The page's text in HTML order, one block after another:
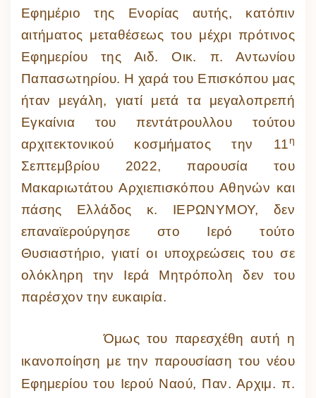
Εφημέριο της Ενορίας αυτής, κατόπιν
αιτήματος μεταθέσεως του μέχρι πρότινος
Εφημερίου της Αιδ. Οικ. π. Αντωνίου
Παπασωτηρίου. Η χαρά του Επισκόπου μας
ήταν μεγάλη, γιατί μετά τα μεγαλοπρεπή
Εγκαίνια του πεντάτρουλλου τούτου
αρχιτεκτονικού κοσμήματος την 11η
Σεπτεμβρίου 2022, παρουσία του
Μακαριωτάτου Αρχιεπισκόπου Αθηνών και
πάσης Ελλάδος κ. ΙΕΡΩΝΥΜΟΥ, δεν
επαναϊερούργησε στο Ιερό τούτο
Θυσιαστήριο, γιατί οι υποχρεώσεις του σε
ολόκληρη την Ιερά Μητρόπολη δεν του
παρέσχον την ευκαιρία.
Όμως του παρεσχέθη αυτή η
ικανοποίηση με την παρουσίαση του νέου
Εφημερίου του Ιερού Ναού, Παν. Αρχιμ. π.